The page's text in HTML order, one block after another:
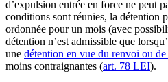
d’expulsion entrée en force ne peut
conditions sont réunies, la détention
ordonnée pour un mois (avec
détention n’est admissible que
une détention en vue du renvoi ou de
moins contraignantes (art. 78 LEI).